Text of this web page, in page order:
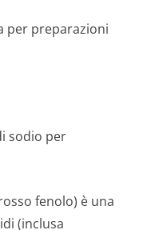
per preparazioni
sodio per
fenolo) è una
(inclusa